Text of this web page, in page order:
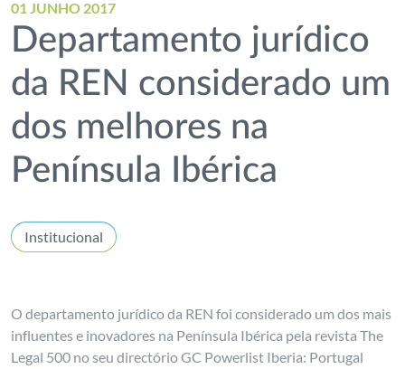
01 JUNHO 2017
Departamento jurídico
da REN considerado um
dos melhores na
Península Ibérica
Institucional
O departamento jurídico da REN foi considerado um dos mais
influentes e inovadores na Península Ibérica pela revista The
Legal 500 no seu directório GC Powerlist Iberia: Portugal